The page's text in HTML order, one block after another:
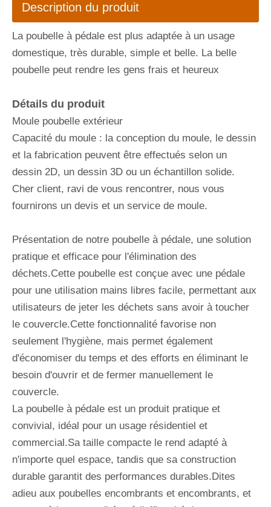
Description du produit
La poubelle à pédale est plus adaptée à un usage
domestique, très durable, simple et belle. La belle
poubelle peut rendre les gens frais et heureux
Détails du produit
Moule poubelle extérieur
Capacité du moule : la conception du moule, le dessin
et la fabrication peuvent être effectués selon un
dessin 2D, un dessin 3D ou un échantillon solide.
Cher client, ravi de vous rencontrer, nous vous
fournirons un devis et un service de moule.
Présentation de notre poubelle à pédale, une solution
pratique et efficace pour l'élimination des
déchets.Cette poubelle est conçue avec une pédale
pour une utilisation mains libres facile, permettant aux
utilisateurs de jeter les déchets sans avoir à toucher
le couvercle.Cette fonctionnalité favorise non
seulement l'hygiène, mais permet également
d'économiser du temps et des efforts en éliminant le
besoin d'ouvrir et de fermer manuellement le
couvercle.
La poubelle à pédale est un produit pratique et
convivial, idéal pour un usage résidentiel et
commercial.Sa taille compacte le rend adapté à
n'importe quel espace, tandis que sa construction
durable garantit des performances durables.Dites
adieu aux poubelles encombrants et encombrants, et